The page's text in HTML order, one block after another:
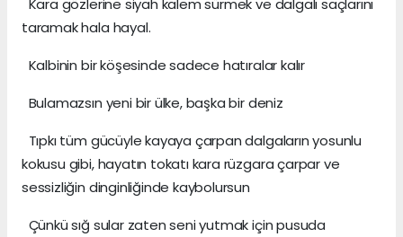
Kara gözlerine siyah kalem sürmek ve dalgalı saçlarını
taramak hala hayal.
Kalbinin bir köşesinde sadece hatıralar kalır
Bulamazsın yeni bir ülke, başka bir deniz
Tıpkı tüm gücüyle kayaya çarpan dalgaların yosunlu
kokusu gibi, hayatın tokatı kara rüzgara çarpar ve
sessizliğin dinginliğinde kaybolursun
Çünkü sığ sular zaten seni yutmak için pusuda